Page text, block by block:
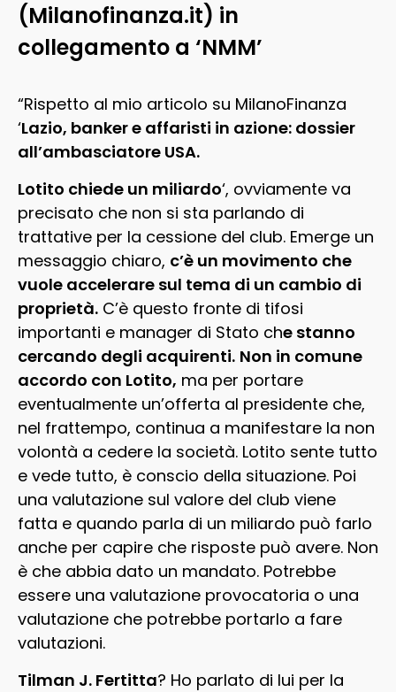
(Milanofinanza.it) in
collegamento a ‘NMM’
“Rispetto al mio articolo su MilanoFinanza
‘Lazio, banker e affaristi in azione: dossier
all’ambasciatore USA.
Lotito chiede un miliardo‘, ovviamente va
precisato che non si sta parlando di
trattative per la cessione del club. Emerge un
messaggio chiaro, c’è un movimento che
vuole accelerare sul tema di un cambio di
proprietà. C’è questo fronte di tifosi
importanti e manager di Stato che stanno
cercando degli acquirenti. Non in comune
accordo con Lotito, ma per portare
eventualmente un’offerta al presidente che,
nel frattempo, continua a manifestare la non
volontà a cedere la società. Lotito sente tutto
e vede tutto, è conscio della situazione. Poi
una valutazione sul valore del club viene
fatta e quando parla di un miliardo può farlo
anche per capire che risposte può avere. Non
è che abbia dato un mandato. Potrebbe
essere una valutazione provocatoria o una
valutazione che potrebbe portarlo a fare
valutazioni.
Tilman J. Fertitta? Ho parlato di lui per la